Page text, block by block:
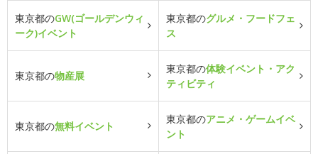
東京都のGW(ゴールデンウィ
ーク)イベント
東京都のグルメ・フードフェ
ス
東京都の物産展
東京都の体験イベント・アク
ティビティ
東京都の無料イベント
東京都のアニメ・ゲームイベ
ント